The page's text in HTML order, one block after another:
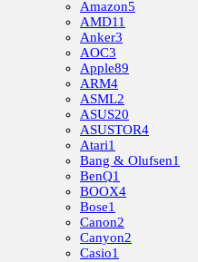
Amazon5
AMD11
Anker3
AOC3
Apple89
ARM4
ASML2
ASUS20
ASUSTOR4
Atari1
Bang & Olufsen1
BenQ1
BOOX4
Bose1
Canon2
Canyon2
Casio1